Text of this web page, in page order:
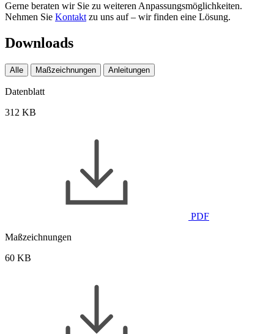
Gerne beraten wir Sie zu weiteren Anpassungsmöglichkeiten.
Nehmen Sie Kontakt zu uns auf – wir finden eine Lösung.
Downloads
Alle Maßzeichnungen Anleitungen
Datenblatt
312 KB
PDF
Maßzeichnungen
60 KB